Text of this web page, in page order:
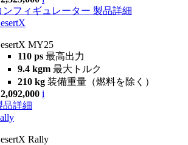
ンフィギュレーター 製品詳細
MY25
110 ps 最高出力
9.4 kgm 最大トルク
210 kg 装備重量（燃料を除く）
i
品詳細
Rally